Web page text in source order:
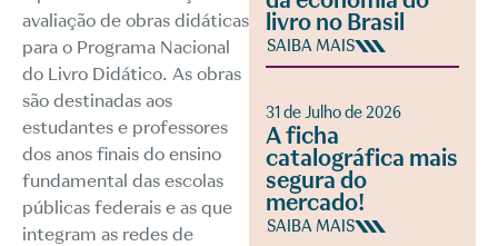
avaliação de obras didáticas
para o Programa Nacional
do Livro Didático. As obras
são destinadas aos
estudantes e professores
dos anos finais do ensino
fundamental das escolas
públicas federais e as que
integram as redes de
livro no Brasil
SAIBA MAIS
31 de Julho de 2026
A ficha
catalográfica mais
segura do
mercado!
SAIBA MAIS